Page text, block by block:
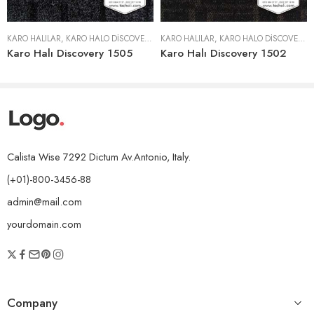
KARO HALILAR, KARO HALO DISCOVERY 1500 SERISI
Karo Halı Discovery 1505
KARO HALILAR, KARO HALO DISCOVERY 1500 SERISI
Karo Halı Discovery 1502
Calista Wise 7292 Dictum Av.Antonio, Italy.
(+01)-800-3456-88
admin@mail.com
yourdomain.com
Company